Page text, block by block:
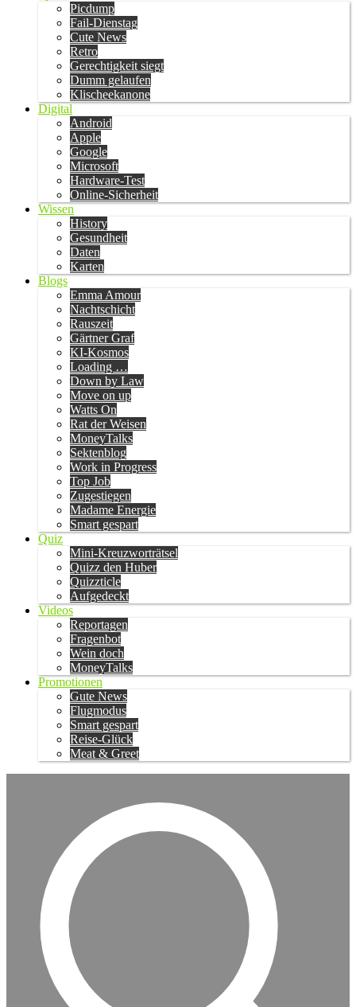
Picdump
Fail-Dienstag
Cute News
Retro
Gerechtigkeit siegt
Dumm gelaufen
Klischeekanone
Digital
Android
Apple
Google
Microsoft
Hardware-Test
Online-Sicherheit
Wissen
History
Gesundheit
Daten
Karten
Blogs
Emma Amour
Nachtschicht
Rauszeit
Gärtner Graf
KI-Kosmos
Loading …
Down by Law
Move on up
Watts On
Rat der Weisen
MoneyTalks
Sektenblog
Work in Progress
Top Job
Zugestiegen
Madame Energie
Smart gespart
Quiz
Mini-Kreuzworträtsel
Quizz den Huber
Quizzticle
Aufgedeckt
Videos
Reportagen
Fragenbot
Wein doch
MoneyTalks
Promotionen
Gute News
Flugmodus
Smart gespart
Reise-Glück
Meat & Greet